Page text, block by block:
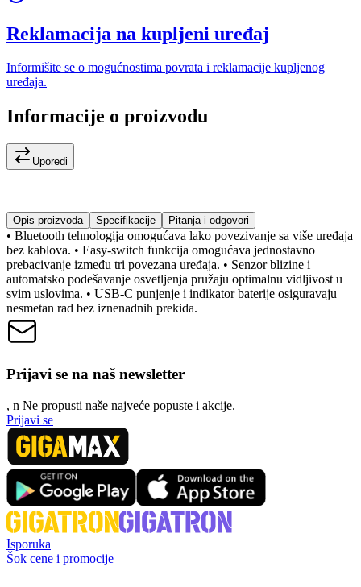
Reklamacija na kupljeni uređaj
Informišite se o mogućnostima povrata i reklamacije kupljenog
uređaja.
Informacije o proizvodu
Uporedi
Opis proizvoda Specifikacije Pitanja i odgovori
• Bluetooth tehnologija omogućava lako povezivanje sa više uređaja
bez kablova. • Easy-switch funkcija omogućava jednostavno
prebacivanje između tri povezana uređaja. • Senzor blizine i
automatsko podešavanje osvetljenja pružaju optimalnu vidljivost u
svim uslovima. • USB-C punjenje i indikator baterije osiguravaju
nesmetan rad bez iznenadnih prekida.
Prijavi se na naš newsletter
, n Ne propusti naše najveće popuste i akcije.
Prijavi se
Isporuka
Šok cene i promocije